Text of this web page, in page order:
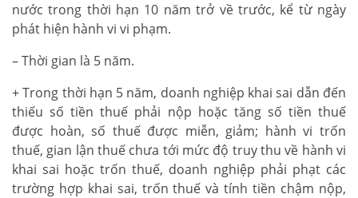
nước trong thời hạn 10 năm trở về trước, kể từ ngày
phát hiện hành vi vi phạm.
– Thời gian là 5 năm.
+ Trong thời hạn 5 năm, doanh nghiệp khai sai dẫn đến
thiếu số tiền thuế phải nộp hoặc tăng số tiền thuế
được hoàn, số thuế được miễn, giảm; hành vi trốn
thuế, gian lận thuế chưa tới mức độ truy thu về hành vi
khai sai hoặc trốn thuế, doanh nghiệp phải phạt các
trường hợp khai sai, trốn thuế và tính tiền chậm nộp,